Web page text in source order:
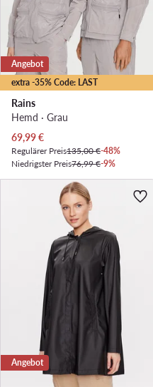
extra -35% Code: LAST
Angebot
Rains
Hemd · Grau
Aktueller Preis
69,99€
Regulärer Preis135,00 €-48%
Niedrigster Preis76,99 €-9%
Angebot